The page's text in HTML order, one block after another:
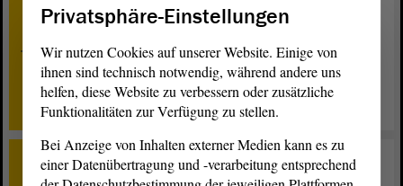
Entwurf eines Zweiten Gesetzes zur Änderung des
Land Sachsen-Anhalt (Spielhallengesetz Sachsen-Anhalt
- SpielhG LSA) zur Anpassung dieses Gesetzes an den
GlüStV 2021 (Zweites
Spielhallenrechtsänderungsgesetz) - Zweite Beratung
TOP 14
Privatsphäre-Einstellungen
Wir nutzen Cookies auf unserer Website. Einige von
ihnen sind technisch notwendig, während andere uns
helfen, diese Website zu verbessern oder zusätzliche
Funktionalitäten zur Verfügung zu stellen.
Bei Anzeige von Inhalten externer Medien kann es zu
einer Datenübertragung und -verarbeitung entsprechend